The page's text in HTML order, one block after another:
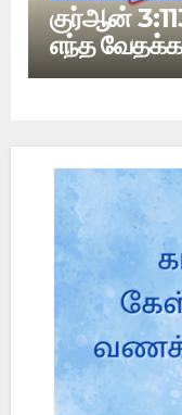
குர்ஆன்
எந்த
பேசுகிறது?